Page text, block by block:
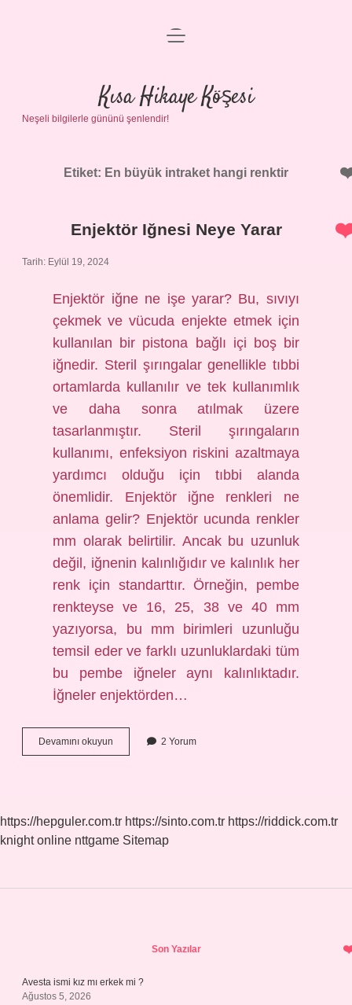
Anasayfa
Gizlilik Politikası
Yasal Uyarı
menüyü
Kısa Hikaye Köşesi
Neşeli bilgilerle gününü şenlendir!
Etiket: En büyük intraket hangi renktir
Enjektör Iğnesi Neye Yarar
Tarih: Eylül 19, 2024
Enjektör iğne ne işe yarar? Bu, sıvıyı
çekmek ve vücuda enjekte etmek için
kullanılan bir pistona bağlı içi boş bir
iğnedir. Steril şırıngalar genellikle tıbbi
ortamlarda kullanılır ve tek kullanımlık
ve daha sonra atılmak üzere
tasarlanmıştır. Steril şırıngaların
kullanımı, enfeksiyon riskini azaltmaya
yardımcı olduğu için tıbbi alanda
önemlidir. Enjektör iğne renkleri ne
anlama gelir? Enjektör ucunda renkler
mm olarak belirtilir. Ancak bu uzunluk
değil, iğnenin kalınlığıdır ve kalınlık her
renk için standarttır. Örneğin, pembe
renkteyse ve 16, 25, 38 ve 40 mm
yazıyorsa, bu mm birimleri uzunluğu
temsil eder ve farklı uzunluklardaki tüm
bu pembe iğneler aynı kalınlıktadır.
İğneler enjektörden…
Devamını okuyun Enjektör
Iğnesi
2 Yorum
https://hepguler.com.tr https://sinto.com.tr https://riddick.com.tr
knight online nttgame Sitemap
Son Yazılar
Avesta ismi kız mı erkek mi ?
Ağustos 5, 2026